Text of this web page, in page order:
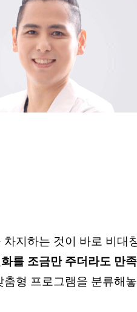
지하는 것이 바로 비
를 조금만 주더라도 만
형 프로그램을 분류해